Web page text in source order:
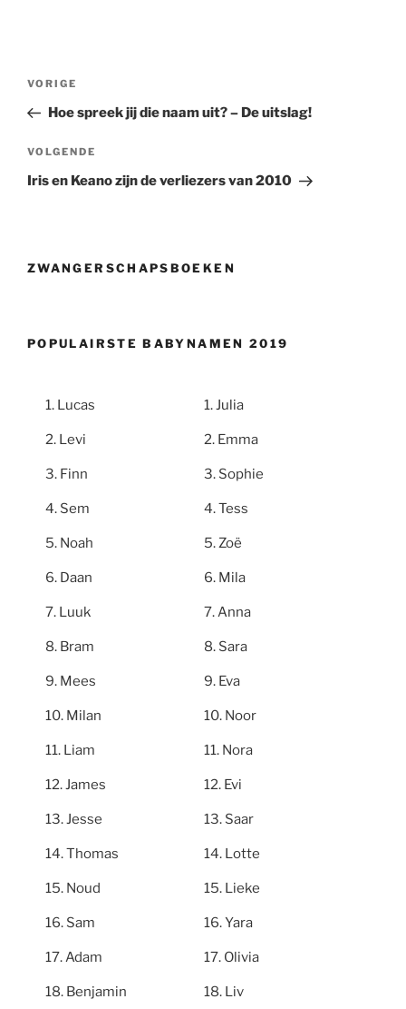
Berichtnavigatie
Vorig
bericht
VORIGE
Hoe spreek jij die naam uit? – De uitslag!
Volgend
bericht
VOLGENDE
Iris en Keano zijn de verliezers van 2010
ZWANGERSCHAPSBOEKEN
POPULAIRSTE BABYNAMEN 2019
Lucas
Levi
Finn
Sem
Noah
Daan
Luuk
Bram
Mees
Milan
Liam
James
Jesse
Thomas
Noud
Sam
Adam
Benjamin
Julia
Emma
Sophie
Tess
Zoë
Mila
Anna
Sara
Eva
Noor
Nora
Evi
Saar
Lotte
Lieke
Yara
Olivia
Liv